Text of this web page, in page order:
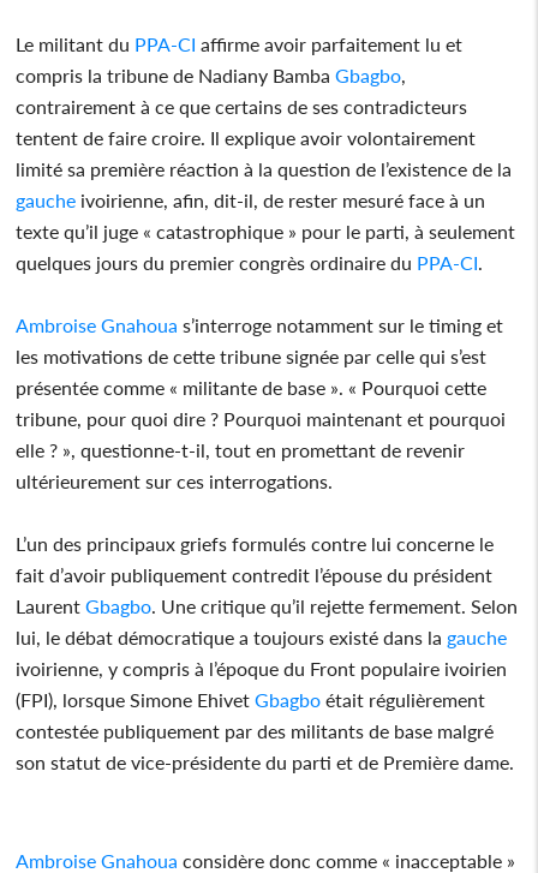
Le militant du PPA-CI affirme avoir parfaitement lu et
compris la tribune de Nadiany BambaGbagbo
contrairement à ce que certains de ses contradicteurs
tentent de faire croire. Il explique avoir volontairement
limité sa première réaction à la question de l’existence de la
gauche ivoirienne, afin, dit-il, de rester mesuré face à un
texte qu’il juge « catastrophique » pour le parti, à seulement
quelques jours du premier congrès ordinaire du PPA-CI
Ambroise Gnahoua s’interroge notamment sur le timing et
les motivations de cette tribune signée par celle qui s’est
présentée comme « militante de base ». « Pourquoi cette
tribune, pour quoi dire ? Pourquoi maintenant et pourquoi
elle ? », questionne-t-il, tout en promettant de revenir
ultérieurement sur ces interrogations.
L’un des principaux griefs formulés contre lui concerne le
fait d’avoir publiquement contredit l’épouse du président
LaurentGbagbo . Une critique qu’il rejette fermement. Selon
lui, le débat démocratique a toujours existé dans la gauche
ivoirienne, y compris à l’époque du Front populaire ivoirien
(FPI), lorsque Simone EhivetGbagbo était régulièrement
contestée publiquement par des militants de base malgré
son statut de vice-présidente du parti et de Première dame.
Ambroise Gnahoua considère donc comme « inacceptable »